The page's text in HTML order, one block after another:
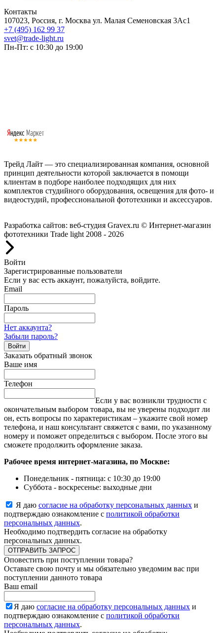
Контакты
107023, Россия, г. Москва ул. Малая Семеновская 3Ас1
+7 (495) 162 99 37
svet@trade-light.ru
Пн-Пт: с 10:30 до 19:00
Трейд Лайт — это специализированная компания, основной
принцип деятельности которой заключается в помощи
клиентам в подборе наиболее подходящих для них
комплектов студийного оборудования, освещения для фото- и
видеостудий, профессиональной фототехники и аксессуаров.
Разработка сайтов: веб-студия Gravex.ru © Интернет-магазин
фототехники Trade light 2008 - 2026
Войти
Зарегистрированные пользователи
Если у вас есть аккаунт, пожалуйста, войдите.
Email
Пароль
Нет аккаунта?
Забыли пароль?
Войти
Заказать обратный звонок
Ваше имя
Телефон
Если у вас возникли трудности с
окончательным выбором товара, вы не уверены подходит ли
он, есть вопросы по характеристикам – укажите свой номер
телефона, и наш консультант свяжется с вами, по указанному
номеру и поможет определиться с выбором. После этого вы
сможете продолжить оформление заказа.
Рабочее время интернет-магазина, по Москве:
Понедельник - пятница: с 10:30 до 19:00
Суббота - воскресенье: выходные дни
Я даю согласие на обработку персональных данных и
подтверждаю ознакомление с политикой обработки
персональных данных.
Необходимо подтвердить согласие на обработку
персональных данных.
ОТПРАВИТЬ ЗАПРОС
Оповестить при поступлении товара?
Оставьте свою почту и мы обязательно уведомим вас при
поступлении данното товара
Ваш email
Я даю согласие на обработку персональных данных и
подтверждаю ознакомление с политикой обработки
персональных данных.